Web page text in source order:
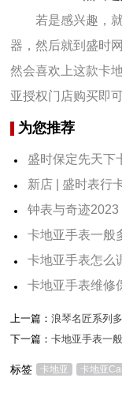
若是感兴趣，就
器，然后就到盛时
然会喜欢上这款卡
亚授权门店购买即可
为您推荐
盛时保定先天下卡
新店 | 盛时表行
钟表与奇迹2023 |
卡地亚手表一般
卡地亚手表怎么
卡地亚手表维修
上一篇：浪琴名匠系列
下一篇：卡地亚手表一
标签 卡地亚 卡地亚